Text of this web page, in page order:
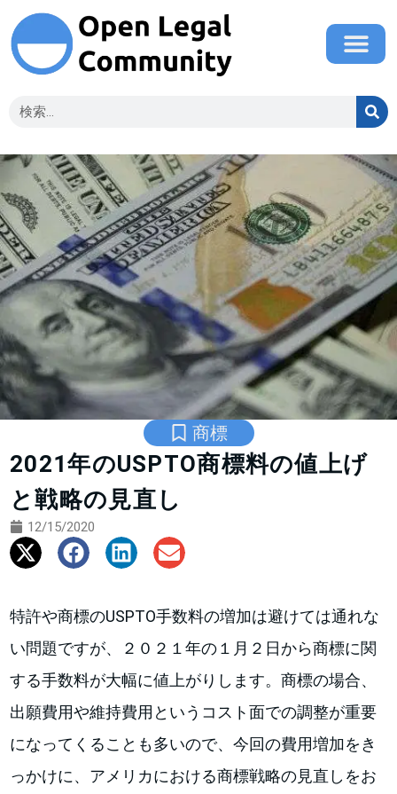
商標
2021年のUSPTO商標料の値上げ
と戦略の見直し
12/15/2020
特許や商標のUSPTO手数料の増加は避けては通れな
い問題ですが、２０２１年の１月２日から商標に関
する手数料が大幅に値上がりします。商標の場合、
出願費用や維持費用というコスト面での調整が重要
になってくることも多いので、今回の費用増加をき
っかけに、アメリカにおける商標戦略の見直しをお